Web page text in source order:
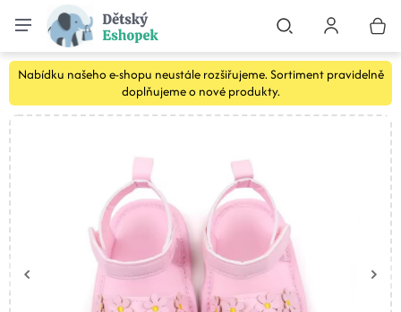
Nabídku našeho e-shopu neustále rozšiřujeme. Sortiment pravidelně
doplňujeme o nové produkty.